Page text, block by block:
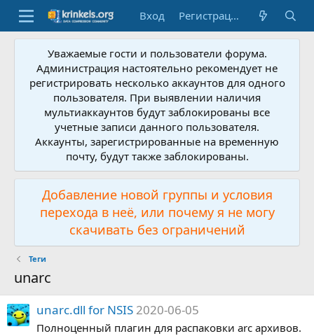
Вход Регистрация
Уважаемые гости и пользователи форума.
Администрация настоятельно рекомендует не
регистрировать несколько аккаунтов для одного
пользователя. При выявлении наличия
мультиаккаунтов будут заблокированы все
учетные записи данного пользователя.
Аккаунты, зарегистрированные на временную
почту, будут также заблокированы.
Добавление новой группы и условия
перехода в неё, или почему я не могу
скачивать без ограничений
Теги
unarc
unarc.dll for NSIS 2020-06-05
Полноценный плагин для распаковки arc архивов.